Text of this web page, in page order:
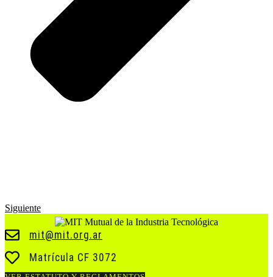
Siguiente
mit@mit.org.ar
Matrícula CF 3072